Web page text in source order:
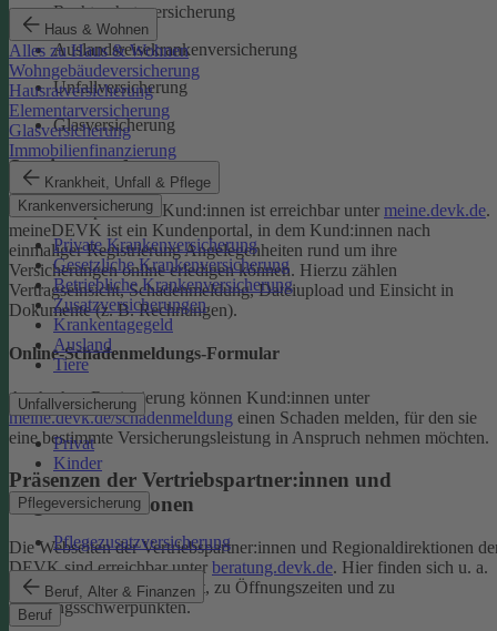
Haus & Wohnen
Alles zu Haus & Wohnen
Wohngebäudeversicherung
Hausratversicherung
Elementarversicherung
Glasversicherung
Immobilienfinanzierung
Krankheit, Unfall & Pflege
Krankenversicherung
Private Krankenversicherung
Gesetzliche Krankenversicherung
Betriebliche Krankenversicherung
Zusatzversicherungen
Krankentagegeld
Ausland
Tiere
Unfallversicherung
Privat
Kinder
Pflegeversicherung
Pflegezusatzversicherung
Beruf, Alter & Finanzen
Beruf
Rechtsschutzversicherung
Auslandsreisekrankenversicherung
Unfallversicherung
Glasversicherung
Serviceportal
Das Serviceportal für Kund:innen ist erreichbar unter meine.devk.de.
meineDEVK ist ein Kundenportal, in dem Kund:innen nach
einmaliger Registrierung Angelegenheiten rund um ihre
Versicherungen online erledigen können. Hierzu zählen
Vertragseinsicht, Schadenmeldung, Dateiupload und Einsicht in
Dokumente (z. B. Rechnungen).
Online-Schadenmeldungs-Formular
Auch ohne Registrierung können Kund:innen unter
meine.devk.de/schadenmeldung einen Schaden melden, für den sie
eine bestimmte Versicherungsleistung in Anspruch nehmen möchten.
Präsenzen der Vertriebspartner:innen und
Regionaldirektionen
Die Webseiten der Vertriebspartner:innen und Regionaldirektionen
DEVK sind erreichbar unter beratung.devk.de. Hier finden sich u. a.
Informationen zum Standort, zu Öffnungszeiten und zu
Beratungsschwerpunkten.